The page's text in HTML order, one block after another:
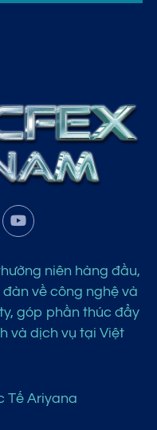
niên hàng đầu,
về công nghệ và
góp phần thúc đẩy
và dịch vụ tại Việt
Tế Ariyana